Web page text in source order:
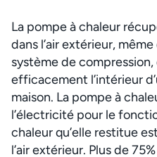
La pompe à chaleur
dans l’air extérieur,
système de
efficacement l’intérieur
maison. La pompe à
l’électricité pour le
chaleur qu’elle restitue
l’air extérieur. Plus de